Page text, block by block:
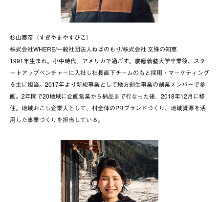
杉山泰彦（すぎやまやすひこ）
株式会社WHERE/一般社団法人ねばのもり/株式会社 文殊の知恵
1991年生まれ。小中時代、アメリカで過ごす。慶應義塾大学卒業後、スタ
ートアップベンチャーに入社し社長直下チームのもと採用・マーケティング
を主に担当。2017年より新規事業として地方創生事業の創業メンバーで参
画。2年間で20地域に企画営業から納品まで行なった後、2018年12月に移
住。地域おこし企業人として、村全体のPRブランドづくり、地域資源を活
用した事業づくりを担当している。